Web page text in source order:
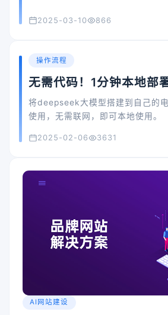
2025-03-10 866
操作流程
无需代码！1分钟本地部
大模型，小白保姆教程！
将deepseek大模型搭建到自己的
使用，无需联网，即可本地使用。
2025-02-06 3631
AI网站建设